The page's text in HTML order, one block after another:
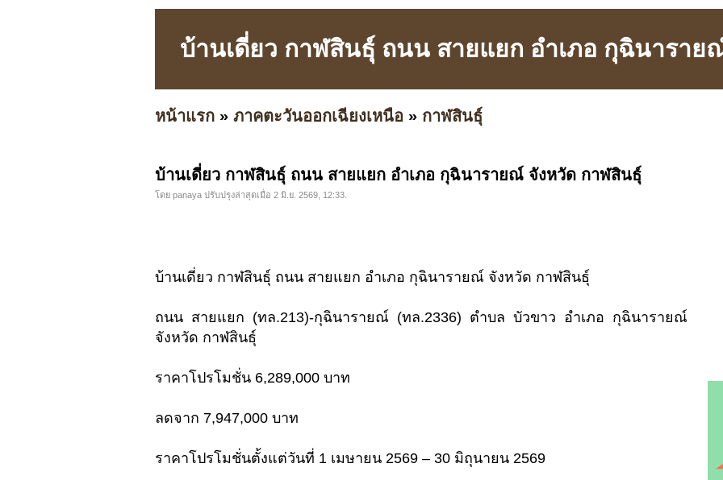
บ้านเดี่ยว กาฬสินธุ์ ถนน สายแยก อำเภอ กุฉินารา
หน้าแรก » ภาคตะวันออกเฉียงเหนือ » กาฬสินธุ์
บ้านเดี่ยว กาฬสินธุ์ ถนน สายแยก อำเภอ กุฉินารายณ์ จังหวัด กาฬสินธุ์
โดย panaya ปรับปรุงล่าสุดเมื่อ 2 มิ.ย. 2569, 12:33.
บ้านเดี่ยว กาฬสินธุ์ ถนน สายแยก อำเภอ กุฉินารายณ์ จังหวัด กาฬสินธุ์
ถนน สายแยก (ทล.213)-กุฉินารายณ์ (ทล.2336) ตำบล บัวขาว อำเภอ กุฉินารายณ์
จังหวัด กาฬสินธุ์
ราคาโปรโมชั่น 6,289,000 บาท
ลดจาก 7,947,000 บาท
ราคาโปรโมชั่นตั้งแต่วันที่ 1 เมษายน 2569 – 30 มิถุนายน 2569